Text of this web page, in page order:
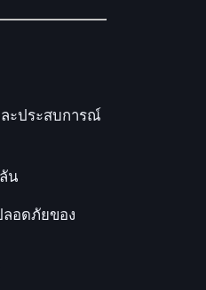
ะประสบการณ์
น
ลอดภัยของ